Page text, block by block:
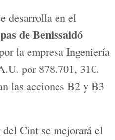
zonas de
municipal.
se busca
autóctona y
bioógico